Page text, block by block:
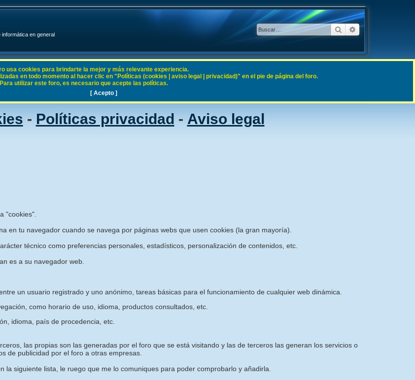
en general
BuscarBúsqueda
- Políticas privacidad - Aviso legal
"cookies".
en tu navegador cuando se navega por páginas webs que usen cookies (la gran mayoría).
técnico como preferencias personales, estadísticos, personalización de contenidos, etc.
es a su navegador web.
un usuario registrado y uno anónimo, tareas básicas para el funcionamiento de cualquier web dinámica.
como horario de uso, idioma, productos consultados, etc.
idioma, país de procedencia, etc.
las propias son las generadas por el foro que se está visitando y las de terceros las generan los servicios o
de publicidad por el foro a otras empresas.
siguiente lista, le ruego que me lo comuniques para poder comprobarlo y añadirla.
usa cookies para brindarte la mejor y más relevante experiencia.
en todo momento al hacer clic en "Políticas (cookies | aviso legal | privacidad)" en el pie de página del foro.
Para utilizar este foro, es necesario que acepte las políticas.
[ Acepto ]